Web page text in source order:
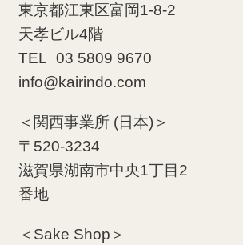
東京都江東区富岡1-8-2
天孝ビル4階
TEL 03 5809 9670
info@kairindo.com
＜関西事業所 (日本)＞
〒520-3234
滋賀県湖南市中央1丁目2
番地
＜Sake Shop＞